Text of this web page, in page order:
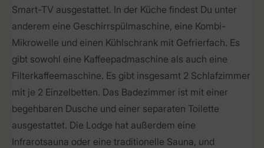
Smart-TV ausgestattet. In der Küche findest Du unter
anderem eine Geschirrspülmaschine, eine Kombi-
Mikrowelle und einen Kühlschrank mit Gefrierfach. Es
gibt sowohl eine Kaffeepadmaschine als auch eine
Filterkaffeemaschine. Es gibt insgesamt 2 Schlafzimmer
mit je 2 Einzelbetten. Das Badezimmer ist mit einer
begehbaren Dusche und einer separaten Toilette
ausgestattet. Die Lodge hat außerdem eine
Infrarotsauna oder eine traditionelle Sauna, und